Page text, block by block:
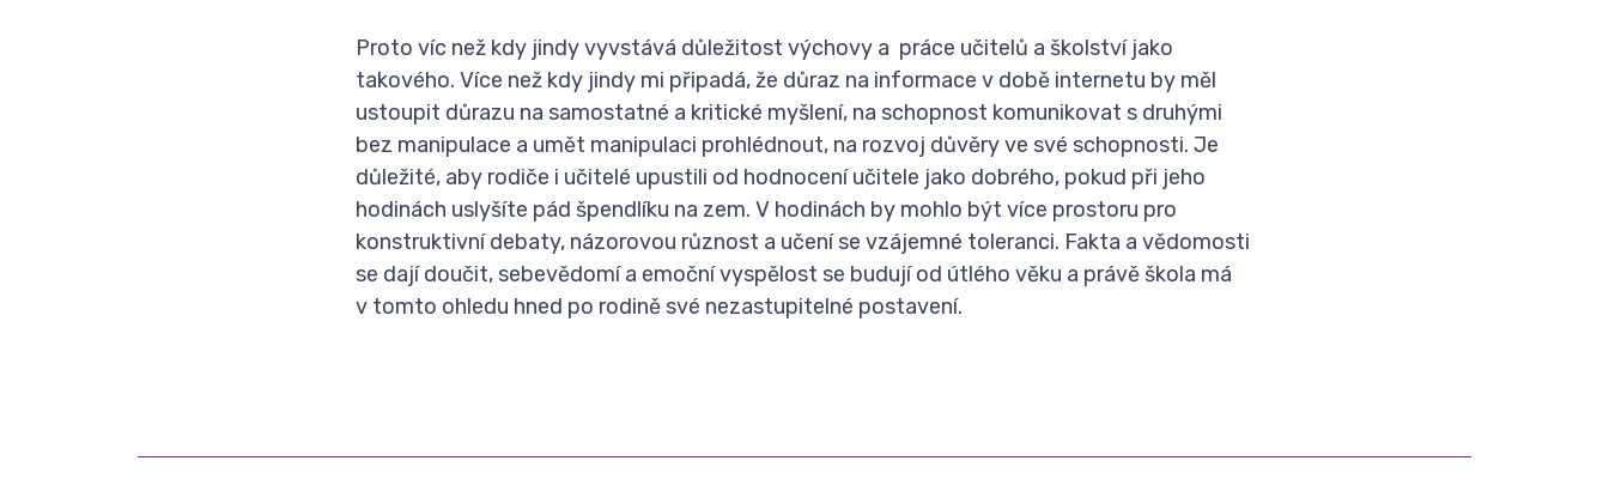
Proto víc než kdy jindy vyvstává důležitost výchovy a práce učitelů a školství jako
takového. Více než kdy jindy mi připadá, že důraz na informace v době internetu by měl
ustoupit důrazu na samostatné a kritické myšlení, na schopnost komunikovat s druhými
bez manipulace a umět manipulaci prohlédnout, na rozvoj důvěry ve své schopnosti. Je
důležité, aby rodiče i učitelé upustili od hodnocení učitele jako dobrého, pokud při jeho
hodinách uslyšíte pád špendlíku na zem. V hodinách by mohlo být více prostoru pro
konstruktivní debaty, názorovou různost a učení se vzájemné toleranci. Fakta a vědomosti
se dají doučit, sebevědomí a emoční vyspělost se budují od útlého věku a právě škola má
v tomto ohledu hned po rodině své nezastupitelné postavení.